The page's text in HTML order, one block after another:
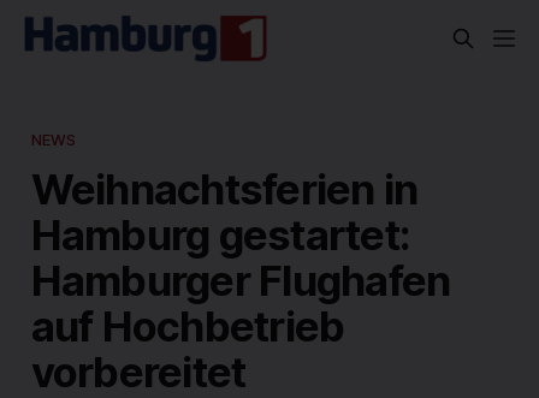
NEWS
Weihnachtsferien in
Hamburg gestartet:
Hamburger Flughafen
auf Hochbetrieb
vorbereitet